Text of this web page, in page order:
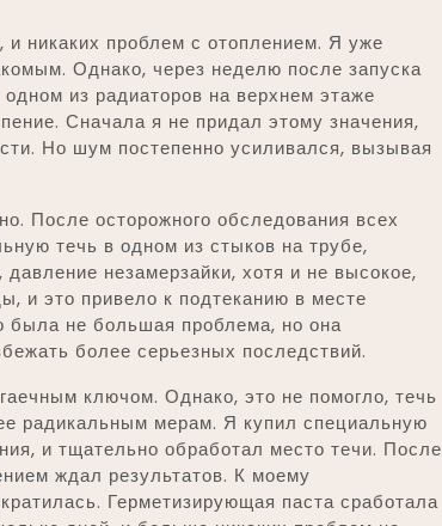
никаких проблем с отоплением. Я уже
Однако, через неделю после запуска
из радиаторов на верхнем этаже
Сначала я не придал этому значения,
Но шум постепенно усиливался, вызывая
После осторожного обследования всех
течь в одном из стыков на трубе,
незамерзайки, хотя и не высокое,
и это привело к подтеканию в месте
была не большая проблема, но она
более серьезных последствий.
ключом. Однако, это не помогло, течь
радикальным мерам. Я купил специальную
и тщательно обработал место течи. После
ждал результатов. К моему
Герметизирующая паста сработала